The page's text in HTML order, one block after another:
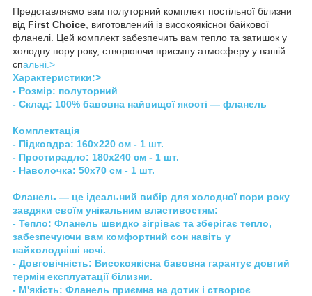
Представляємо вам полуторний комплект постільної білизни
від First Choice , виготовлений із високоякісної байкової
фланелі. Цей комплект забезпечить вам тепло та затишок у
холодну пору року, створюючи приємну атмосферу у вашій
спальні.>
Характеристики:>
- Розмір: полуторний
- Склад: 100% бавовна найвищої якості — фланель
Комплектація
- Підковдра: 160x220 см - 1 шт.
- Простирадло: 180x240 см - 1 шт.
- Наволочка: 50x70 см - 1 шт.
Фланель — це ідеальний вибір для холодної пори року
завдяки своїм унікальним властивостям:
- Тепло: Фланель швидко зігріває та зберігає тепло,
забезпечуючи вам комфортний сон навіть у
найхолодніші ночі.
- Довговічність: Високоякісна бавовна гарантує довгий
термін експлуатації білизни.
- М'якість: Фланель приємна на дотик і створює